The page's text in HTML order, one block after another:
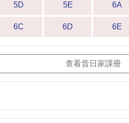
5D 5E 6A
6C 6D 6E
查看昔日家課冊